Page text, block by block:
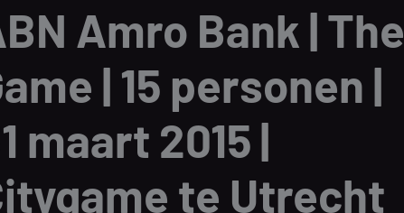
Amro Bank | The
| 15 personen |
maart 2015 |
te Utrecht